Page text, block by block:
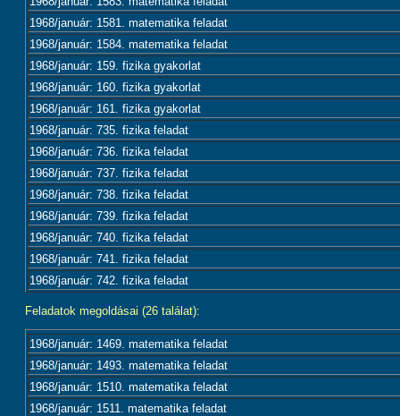
1968/január: 1581. matematika feladat
1968/január: 1584. matematika feladat
1968/január: 159. fizika gyakorlat
1968/január: 160. fizika gyakorlat
1968/január: 161. fizika gyakorlat
1968/január: 735. fizika feladat
1968/január: 736. fizika feladat
1968/január: 737. fizika feladat
1968/január: 738. fizika feladat
1968/január: 739. fizika feladat
1968/január: 740. fizika feladat
1968/január: 741. fizika feladat
1968/január: 742. fizika feladat
Feladatok megoldásai (26 találat):
1968/január: 1469. matematika feladat
1968/január: 1493. matematika feladat
1968/január: 1510. matematika feladat
1968/január: 1511. matematika feladat